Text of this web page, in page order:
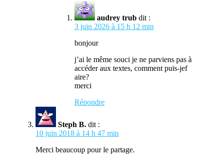
audrey trub dit :
3 juin 2026 à 15 h 12 min
bonjour
j’ai le même souci je ne parviens pas à
accéder aux textes, comment puis-jef
aire?
merci
Répondre
Steph B. dit :
10 juin 2018 à 14 h 47 min
Merci beaucoup pour le partage.